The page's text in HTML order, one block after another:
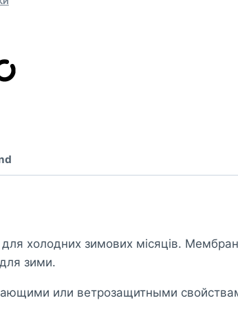
холодних зимових місяців.
зими.
или ветрозащитными